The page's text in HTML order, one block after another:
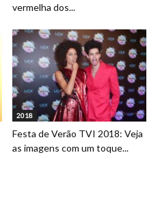
vermelha dos...
2018
Festa de Verão TVI 2018: Veja
as imagens com um toque...